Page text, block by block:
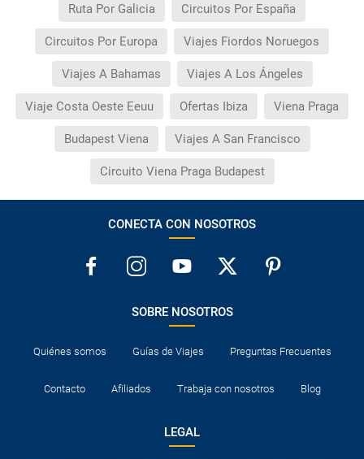
Ruta Por Galicia Circuitos Por España
Circuitos Por Europa Viajes Fiordos Noruegos
Viajes A Bahamas Viajes A Los Ángeles
Viaje Costa Oeste Eeuu Ofertas Ibiza Viena Praga
Budapest Viena Viajes A San Francisco
Circuito Viena Praga Budapest
CONECTA CON NOSOTROS
SOBRE NOSOTROS
Quiénes somos Guías de Viajes Preguntas Frecuentes
Contacto Afiliados Trabaja con nosotros Blog
LEGAL